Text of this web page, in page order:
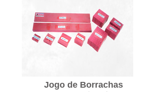
Jogo de Borrachas